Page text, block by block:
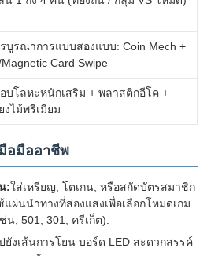
บูรณาการแบบสองแบบ: Coin Mech +
Magnetic Card Swipe
บโลหะหนักเสริม + พลาสติกอีโค +
งไม้พรีเมียม
อมืออาชีพ
:ใส่เหรียญ, โตเกน, หรือสกัดบัตรสมาชิก
ผ่นนําทางที่ส่องแสงเพื่อเลือกโหมดเกม
, 501, 301, ครีเก็ต).
ยังเส้นการโยน บอร์ด LED สะดวกสรรค์